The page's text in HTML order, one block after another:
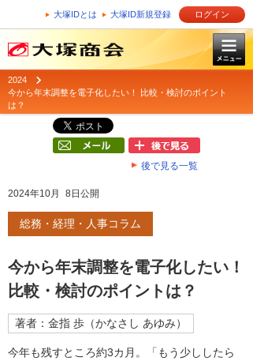
大塚IDとは 大塚ID新規登録 ログイン
2024
今から年末調整を電子化したい！ 比較・検討のポイント
は？
後で見る一覧
2024年10月 8日公開
総務・経理・人事コラム
今から年末調整を電子化したい！
比較・検討のポイントは？
著者：金指 歩（かなさし あゆみ）
今年も残すところ約3カ月。「もう少ししたら